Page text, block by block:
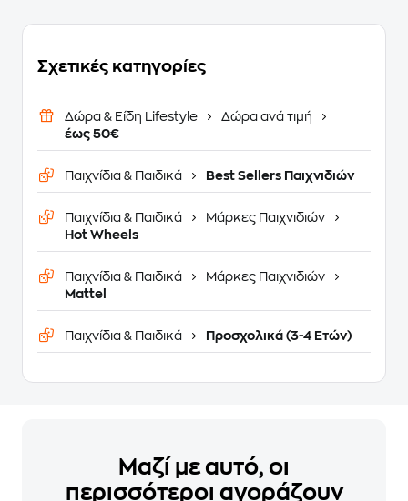
Σχετικές κατηγορίες
Δώρα & Είδη Lifestyle
Δώρα ανά τιμή
έως 50€
Παιχνίδια & Παιδικά Best Sellers Παιχνιδιών
Παιχνίδια & Παιδικά
Μάρκες Παιχνιδιών
Hot Wheels
Παιχνίδια & Παιδικά
Μάρκες Παιχνιδιών
Mattel
Παιχνίδια & Παιδικά Προσχολικά (3-4 Ετών)
Μαζί με αυτό, οι
περισσότεροι αγοράζουν